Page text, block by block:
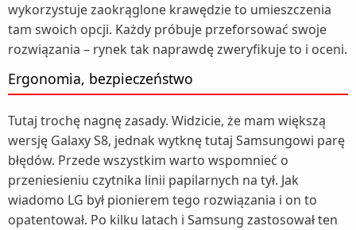
wykorzystuje zaokrąglone krawędzie to umieszczenia
tam swoich opcji. Każdy próbuje przeforsować swoje
rozwiązania – rynek tak naprawdę zweryfikuje to i oceni.
Ergonomia, bezpieczeństwo
Tutaj trochę nagnę zasady. Widzicie, że mam większą
wersję Galaxy S8, jednak wytknę tutaj Samsungowi parę
błędów. Przede wszystkim warto wspomnieć o
przeniesieniu czytnika linii papilarnych na tył. Jak
wiadomo LG był pionierem tego rozwiązania i on to
opatentował. Po kilku latach i Samsung zastosował ten